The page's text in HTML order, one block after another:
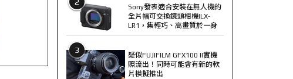
Sony發表適合安裝在無人機的
全片幅可交換鏡頭相機ILX-
LR1，集輕巧、高畫質於一身
3
疑似FUJIFILM GFX100 II實機
照流出！同時可能會有新的軟
片模擬推出